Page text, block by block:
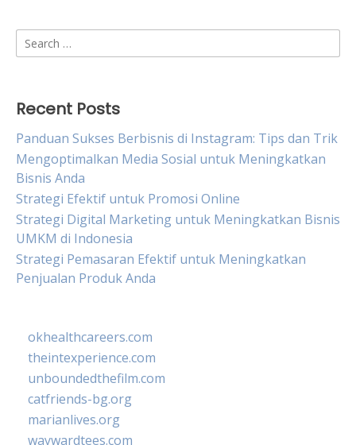
Search
for:
Recent Posts
Panduan Sukses Berbisnis di Instagram: Tips dan Trik
Mengoptimalkan Media Sosial untuk Meningkatkan
Bisnis Anda
Strategi Efektif untuk Promosi Online
Strategi Digital Marketing untuk Meningkatkan Bisnis
UMKM di Indonesia
Strategi Pemasaran Efektif untuk Meningkatkan
Penjualan Produk Anda
okhealthcareers.com
theintexperience.com
unboundedthefilm.com
catfriends-bg.org
marianlives.org
waywardtees.com